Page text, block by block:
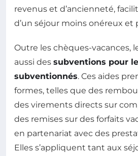
revenus et d’ancienneté,
d’un séjour moins onéreux et
Outre les chèques-vacances,
aussi des subventions pour
subventionnés. Ces aides
formes, telles que des
des virements directs sur
des remises sur des forfaits
en partenariat avec des
Elles s’appliquent tant aux